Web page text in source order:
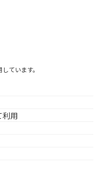
ています。
利用